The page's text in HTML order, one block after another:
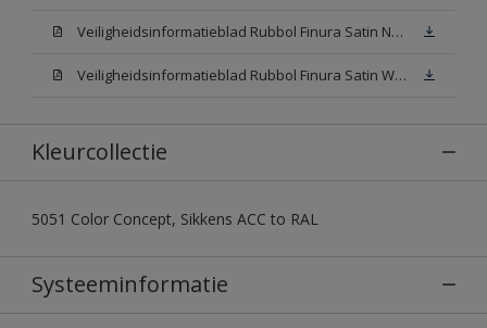
Veiligheidsinformatieblad Rubbol Finura Satin N00 (SDS)
Veiligheidsinformatieblad Rubbol Finura Satin White (SDS)
Kleurcollectie
5051 Color Concept, Sikkens ACC to RAL
Systeeminformatie